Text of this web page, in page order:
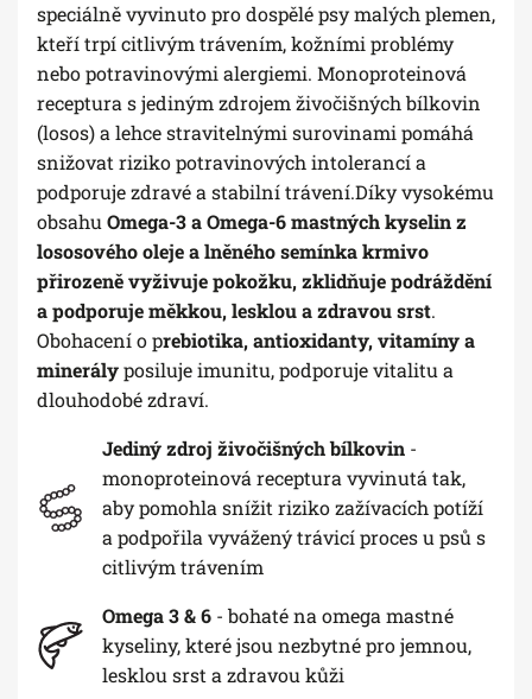
speciálně vyvinuto pro dospělé psy malých plemen,
kteří trpí citlivým trávením, kožními problémy
nebo potravinovými alergiemi. Monoproteinová
receptura s jediným zdrojem živočišných bílkovin
(losos) a lehce stravitelnými surovinami pomáhá
snižovat riziko potravinových intolerancí a
podporuje zdravé a stabilní trávení.Díky vysokému
obsahuOmega-3 a Omega-6 mastných kyselinz
lososového oleje a lněného semínka krmivo
přirozeně vyživuje pokožku, zklidňuje podráždění
a podporuje měkkou, lesklou a zdravou srst.
Obohacení o prebiotika, antioxidanty, vitamíny a
minerályposiluje imunitu, podporuje vitalitu a
dlouhodobé zdraví.
Jediný zdroj živočišných bílkovin -
monoproteinová receptura vyvinutá tak,
aby pomohla snížit riziko zažívacích potíží
a podpořila vyvážený trávicí proces u psů s
citlivým trávením
Omega 3 & 6 - bohaté na omega mastné
kyseliny, které jsou nezbytné pro jemnou,
lesklou srst a zdravou kůži